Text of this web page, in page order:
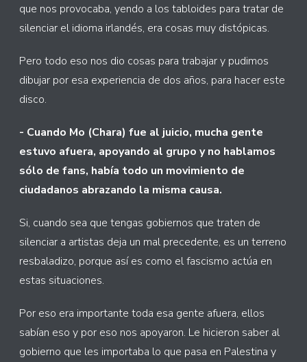
que nos provocaba, yendo a los tabloides para tratar de
silenciar el idioma irlandés, era cosas muy distópicas.
Pero todo eso nos dio cosas para trabajar y pudimos
dibujar por esa experiencia de dos años, para hacer este
disco.
- Cuando Mo (Chara) fue al juicio, mucha gente
estuvo afuera, apoyando al grupo y no hablamos
sólo de fans, había todo un movimiento de
ciudadanos abrazando la misma causa.
Si, cuando sea que tengas gobiernos que traten de
silenciar a artistas deja un mal precedente, es un terreno
resbaladizo, porque así es como el fascismo actúa en
estas situaciones.
Por eso era importante toda esa gente afuera, ellos
sabían eso y por eso nos apoyaron. Le hicieron saber al
gobierno que les importaba lo que pasa en Palestina y